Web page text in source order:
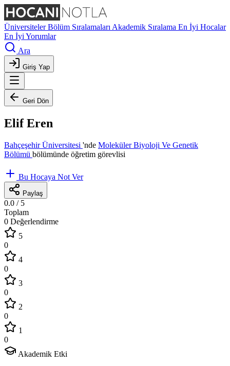
ÜniversitelerBölüm Sıralamaları Akademik Sıralama En İyi Hocalar
En İyi Yorumlar
Ara
Giriş Yap
Geri Dön
Elif Eren
Bahçeşehir Üniversitesi 'nde Moleküler Biyoloji Ve Genetik
Bölümü bölümünde öğretim görevlisi
Bu Hocaya Not Ver
Paylaş
0.0 / 5
Toplam
0 Değerlendirme
5
0
4
0
3
0
2
0
1
0
Akademik Etki